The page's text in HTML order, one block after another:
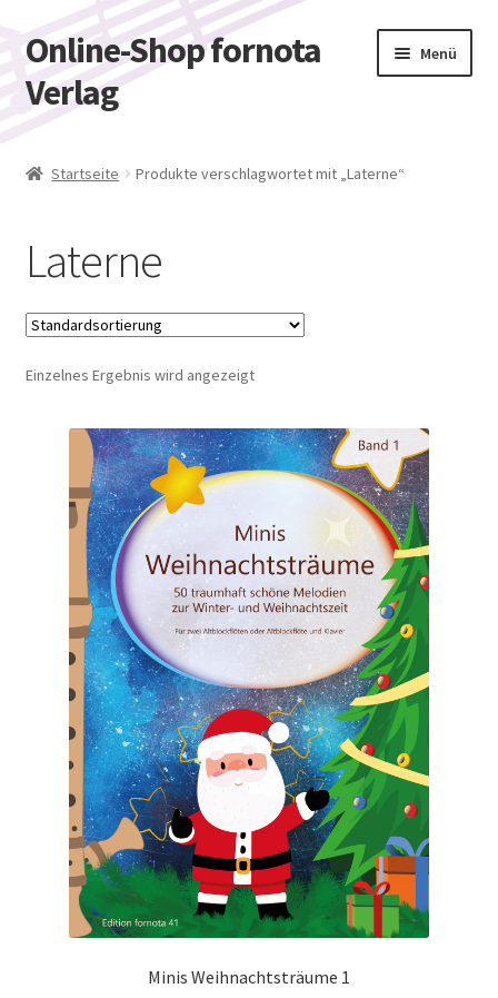
Zur
Navigation
springen
Zum
Inhalt
springen
Online-Shop fornota
Verlag
Menü
Kasse
Mein Konto
Startseite Produkte verschlagwortet mit „Laterne“
Laterne
Einzelnes Ergebnis wird angezeigt
Minis Weihnachtsträume 1